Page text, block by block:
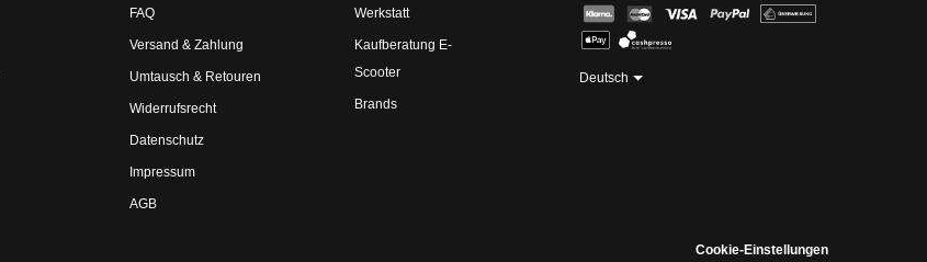
Deutsch
FAQ
Versand & Zahlung
Umtausch & Retouren
Widerrufsrecht
Datenschutz
Impressum
AGB
Werkstatt
Kaufberatung E-
Scooter
Brands
Cookie-Einstellungen